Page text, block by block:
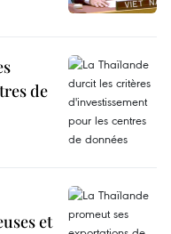
de
et